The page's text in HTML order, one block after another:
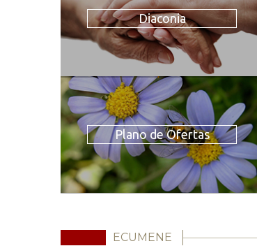
Diaconia
Plano de Ofertas
ECUMENE